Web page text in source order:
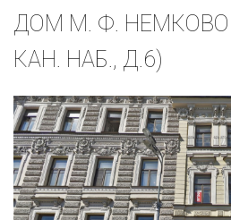
ДОМ М. Ф.
КАН. НАБ., Д.6)